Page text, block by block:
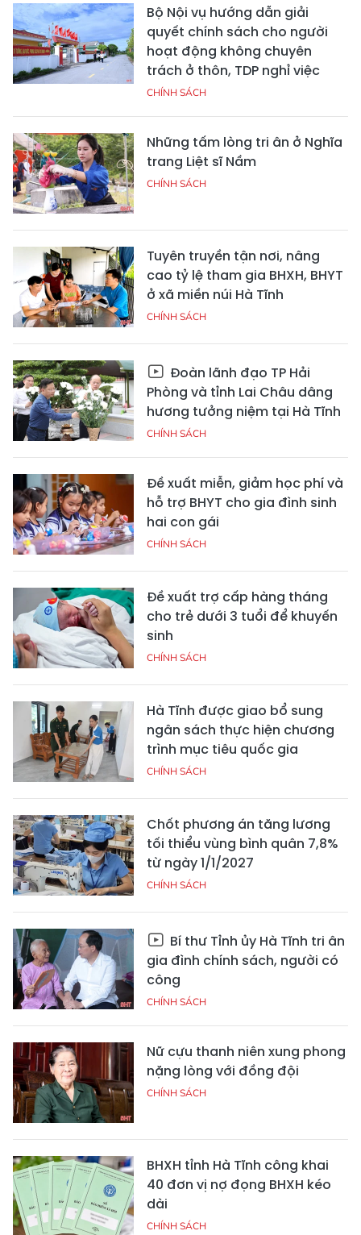
Bộ Nội vụ hướng dẫn giải
quyết chính sách cho người
hoạt động không chuyên
trách ở thôn, TDP nghỉ việc
CHÍNH SÁCH
Những tấm lòng tri ân ở Nghĩa
trang Liệt sĩ Nầm
CHÍNH SÁCH
Tuyên truyền tận nơi, nâng
cao tỷ lệ tham gia BHXH, BHYT
ở xã miền núi Hà Tĩnh
CHÍNH SÁCH
Đoàn lãnh đạo TP Hải
Phòng và tỉnh Lai Châu dâng
hương tưởng niệm tại Hà Tĩnh
CHÍNH SÁCH
Đề xuất miễn, giảm học phí và
hỗ trợ BHYT cho gia đình sinh
hai con gái
CHÍNH SÁCH
Đề xuất trợ cấp hàng tháng
cho trẻ dưới 3 tuổi để khuyến
sinh
CHÍNH SÁCH
Hà Tĩnh được giao bổ sung
ngân sách thực hiện chương
trình mục tiêu quốc gia
CHÍNH SÁCH
Chốt phương án tăng lương
tối thiểu vùng bình quân 7,8%
từ ngày 1/1/2027
CHÍNH SÁCH
Bí thư Tỉnh ủy Hà Tĩnh tri ân
gia đình chính sách, người có
công
CHÍNH SÁCH
Nữ cựu thanh niên xung phong
nặng lòng với đồng đội
CHÍNH SÁCH
BHXH tỉnh Hà Tĩnh công khai
40 đơn vị nợ đọng BHXH kéo
dài
CHÍNH SÁCH